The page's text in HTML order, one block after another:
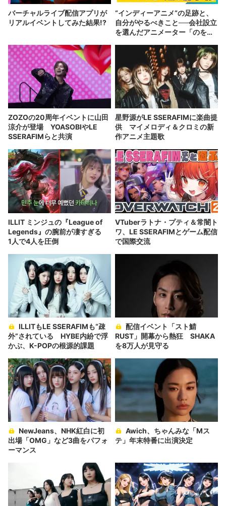
バーチャルライブ配信アプリが
リアルイベントしてみた結果!?
“インディーアニメ“の足跡と、
自分がやるべきこと──会社設立
を選んだアニメーター「のを
ZOZOの20周年イベントに山田
涼介が登場 YOASOBIやLE
SSERAFIMらと共演
星野源がLE SSERAFIMに楽曲提
供 マイメロディ＆クロミの新
作アニメ主題歌
ILLIT ミンジュの『League of
Legends』の腕前が凄すぎる
1人で4人を圧倒
VTuberラトナ・プティ＆常闇ト
ワ、LE SSERAFIMとゲーム配信
で国際交流
外”されている HYBE内紛で浮
かぶ、K-POPの根源的課題
RUST」開幕から熱狂 SHAKA
を8万人が見守る
出場「OMG」など3曲をパフォ
ーマンス
テ」年末特番に出演決定